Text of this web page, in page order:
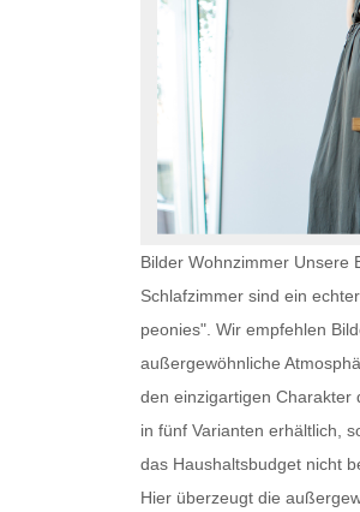
Bilder Wohnzimmer Unsere
Schlafzimmer sind ein
peonies". Wir empfehlen
außergewöhnliche
den einzigartigen Charakter
in fünf Varianten erhältlich,
das Haushaltsbudget nicht
Hier überzeugt die